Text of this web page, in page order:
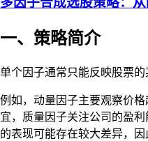
一、策略简介
单个因子通常只能反映股票的
例如，动量因子主要观察价
宜，质量因子关注公司的盈
的表现可能存在较大差异，